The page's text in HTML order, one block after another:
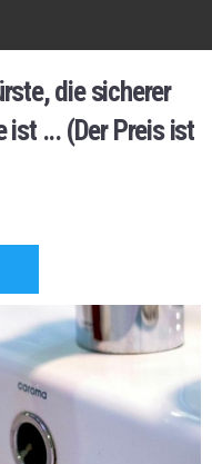
die sicherer
ist ... (Der Preis ist